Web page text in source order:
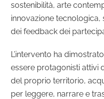
sostenibilità, arte
innovazione tecnologica,
dei feedback dei
L’intervento ha
essere protagonisti attivi
del proprio territorio,
per leggere, narrare e